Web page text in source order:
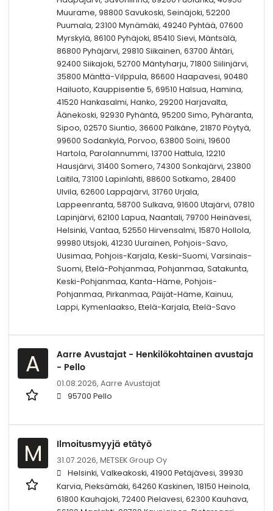
Muurame, 98800 Savukoski, Seinäjoki, 52200
Puumala, 23100 Mynämäki, 49240 Pyhtää, 07600
Myrskylä, 86100 Pyhäjoki, 85410 Sievi, Mäntsälä,
86800 Pyhäjärvi, 29810 Siikainen, 63700 Ähtäri,
92400 Siikajoki, 52700 Mäntyharju, 71800 Siilinjärvi,
35800 Mänttä-Vilppula, 86600 Haapavesi, 90480
Hailuoto, Kauppisentie 5, 69510 Halsua, Hamina,
41520 Hankasalmi, Hanko, 29200 Harjavalta,
Äänekoski, 92930 Pyhäntä, 95200 Simo, Pyhäranta,
Sipoo, 02570 Siuntio, 36600 Pälkäne, 21870 Pöytyä,
99600 Sodankylä, Porvoo, 63800 Soini, 19600
Hartola, Parolannummi, 13700 Hattula, 12210
Hausjärvi, 31400 Somero, 74300 Sonkajärvi, 23800
Laitila, 73100 Lapinlahti, 88600 Sotkamo, 28400
Ulvila, 62600 Lappajärvi, 31760 Urjala,
Lappeenranta, 58700 Sulkava, 91600 Utajärvi, 07810
Lapinjärvi, 62100 Lapua, Naantali, 79700 Heinävesi,
Helsinki, Vantaa, 52550 Hirvensalmi, 15870 Hollola,
99980 Utsjoki, 41230 Uurainen, Pohjois-Savo,
Uusimaa, Pohjois-Karjala, Keski-Suomi, Varsinais-
Suomi, Etelä-Pohjanmaa, Pohjanmaa, Satakunta,
Keski-Pohjanmaa, Kanta-Häme, Pohjois-
Pohjanmaa, Pirkanmaa, Päijät-Häme, Kainuu,
Lappi, Kymenlaakso, Etelä-Karjala, Etelä-Savo
A
Aarre Avustajat - Henkilökohtainen avustaja
- Pello
01.08.2026, Aarre Avustajat
95700 Pello
M Ilmoitusmyyjä etätyö
31.07.2026, METSEK Group Oy
Helsinki, Valkeakoski, 41900 Petäjävesi, 39930
Karvia, Pieksämäki, 64260 Kaskinen, 18150 Heinola,
61800 Kauhajoki, 72400 Pielavesi, 62300 Kauhava,